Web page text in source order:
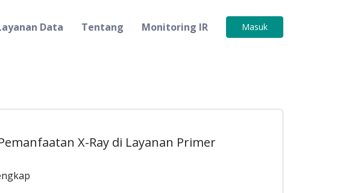
Data Tentang Monitoring IR Masuk
X-Ray di Layanan Primer